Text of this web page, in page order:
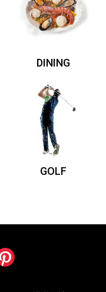
DINING
GOLF